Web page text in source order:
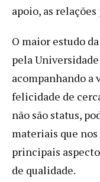
apoio, as
O maior estudo
pela
acompanhando a
felicidade de
não são status,
materiais que
principais
de qualidade.